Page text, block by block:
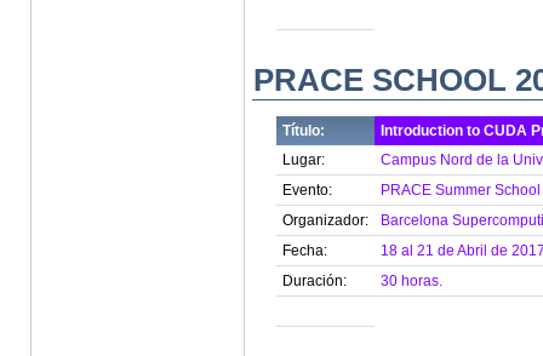
PRACE SCHOOL
Título:
Introduction to CUDA
Lugar:
Campus Nord de la
Evento:
PRACE Summer
Organizador:
Barcelona
Fecha:
18 al 21 de Abril de
Duración:
30 horas.